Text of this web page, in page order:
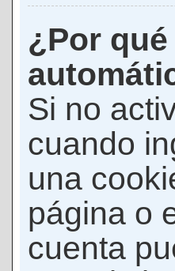
¿Por
Si no
cuando
una
página o
cuenta